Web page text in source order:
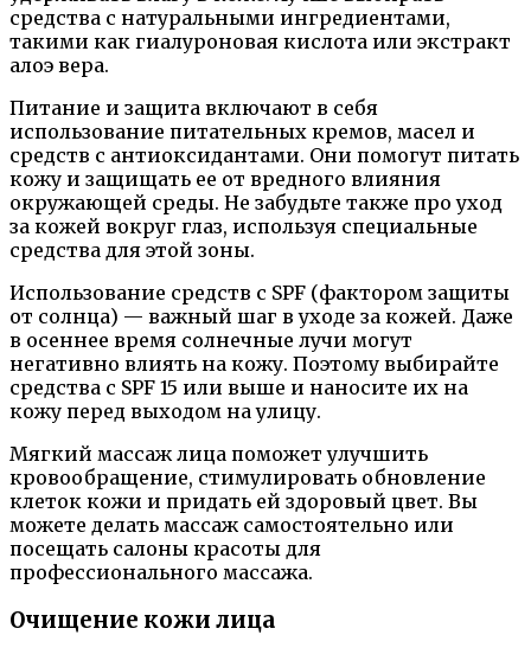
средства с натуральными ингредиентами,
такими как гиалуроновая кислота или экстракт
алоэ вера.
Питание и защита включают в себя
использование питательных кремов, масел и
средств с антиоксидантами. Они помогут питать
кожу и защищать ее от вредного влияния
окружающей среды. Не забудьте также про уход
за кожей вокруг глаз, используя специальные
средства для этой зоны.
Использование средств с SPF (фактором защиты
от солнца) — важный шаг в уходе за кожей. Даже
в осеннее время солнечные лучи могут
негативно влиять на кожу. Поэтому выбирайте
средства с SPF 15 или выше и наносите их на
кожу перед выходом на улицу.
Мягкий массаж лица поможет улучшить
кровообращение, стимулировать обновление
клеток кожи и придать ей здоровый цвет. Вы
можете делать массаж самостоятельно или
посещать салоны красоты для
профессионального массажа.
Очищение кожи лица